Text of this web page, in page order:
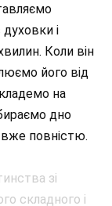
духовки і
Коли він
його від
на
дно
повністю.